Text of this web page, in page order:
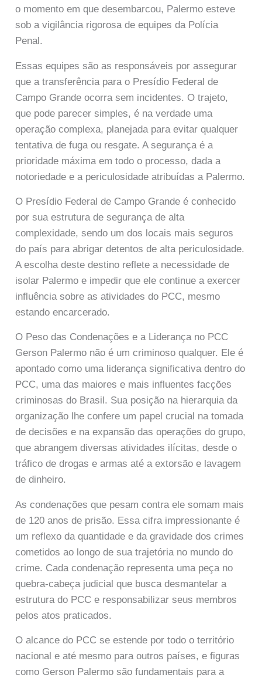
o momento em que desembarcou, Palermo esteve
sob a vigilância rigorosa de equipes da Polícia
Penal.
Essas equipes são as responsáveis por assegurar
que a transferência para o Presídio Federal de
Campo Grande ocorra sem incidentes. O trajeto,
que pode parecer simples, é na verdade uma
operação complexa, planejada para evitar qualquer
tentativa de fuga ou resgate. A segurança é a
prioridade máxima em todo o processo, dada a
notoriedade e a periculosidade atribuídas a Palermo.
O Presídio Federal de Campo Grande é conhecido
por sua estrutura de segurança de alta
complexidade, sendo um dos locais mais seguros
do país para abrigar detentos de alta periculosidade.
A escolha deste destino reflete a necessidade de
isolar Palermo e impedir que ele continue a exercer
influência sobre as atividades do PCC, mesmo
estando encarcerado.
O Peso das Condenações e a Liderança no PCC
Gerson Palermo não é um criminoso qualquer. Ele é
apontado como uma liderança significativa dentro do
PCC, uma das maiores e mais influentes facções
criminosas do Brasil. Sua posição na hierarquia da
organização lhe confere um papel crucial na tomada
de decisões e na expansão das operações do grupo,
que abrangem diversas atividades ilícitas, desde o
tráfico de drogas e armas até a extorsão e lavagem
de dinheiro.
As condenações que pesam contra ele somam mais
de 120 anos de prisão. Essa cifra impressionante é
um reflexo da quantidade e da gravidade dos crimes
cometidos ao longo de sua trajetória no mundo do
crime. Cada condenação representa uma peça no
quebra-cabeça judicial que busca desmantelar a
estrutura do PCC e responsabilizar seus membros
pelos atos praticados.
O alcance do PCC se estende por todo o território
nacional e até mesmo para outros países, e figuras
como Gerson Palermo são fundamentais para a